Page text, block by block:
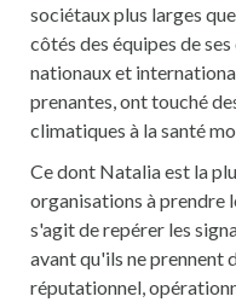
sociétaux plus larges
côtés des équipes de
nationaux et
prenantes, ont touché
climatiques à la santé
Ce dont Natalia est la
organisations à prendre
s'agit de repérer les
avant qu'ils ne prennent
réputationnel,